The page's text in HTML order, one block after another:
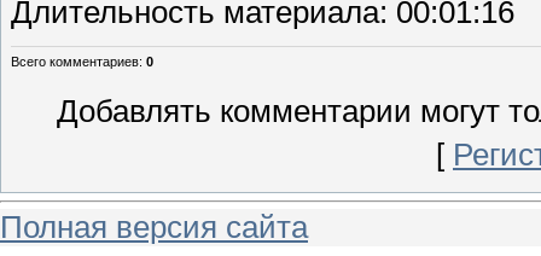
Длительность материала: 00:01:16
Всего комментариев: 0
Добавлять комментарии могут
[
Полная версия сайта